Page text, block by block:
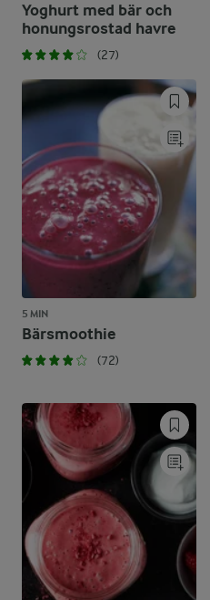
Yoghurt med bär och
honungsrostad havre
(27)
5 MIN
Bärsmoothie
(72)